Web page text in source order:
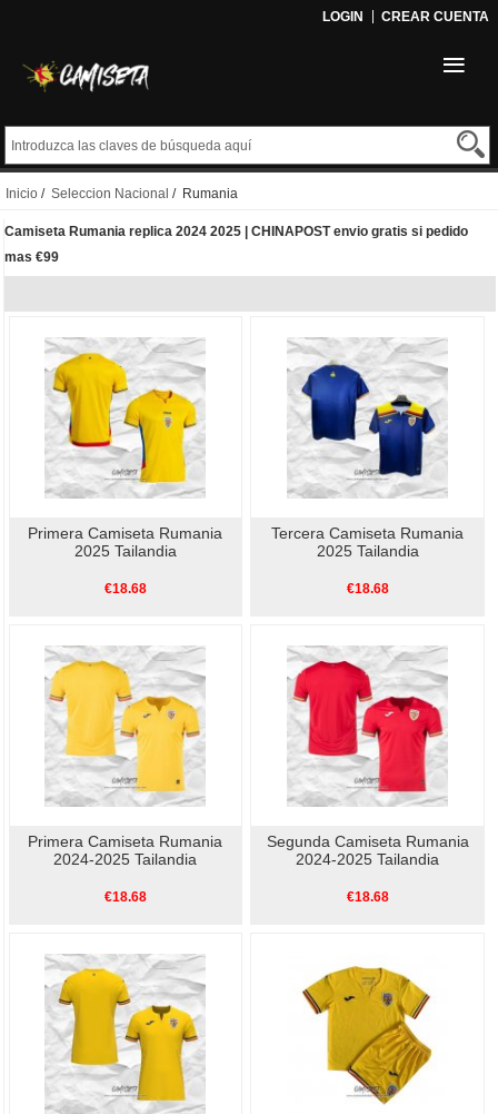
LOGIN CREAR CUENTA
Inicio / Seleccion Nacional / Rumania
Camiseta Rumania replica 2024 2025 | CHINAPOST envio gratis si pedido
mas €99
Primera Camiseta Rumania
2025 Tailandia
€18.68
Tercera Camiseta Rumania
2025 Tailandia
€18.68
Primera Camiseta Rumania
2024-2025 Tailandia
€18.68
Segunda Camiseta Rumania
2024-2025 Tailandia
€18.68